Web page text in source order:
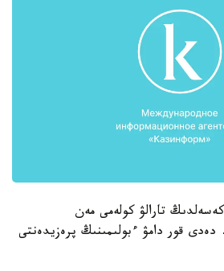
كۇندە كەسەلدىڭ تارالۋ كولەمى مەن
قور دامۋ ءبولىمىنىڭ پرەزيدەنتى